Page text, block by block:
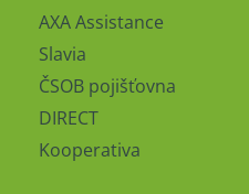
AXA Assistance
Slavia
ČSOB pojišťovna
DIRECT
Kooperativa